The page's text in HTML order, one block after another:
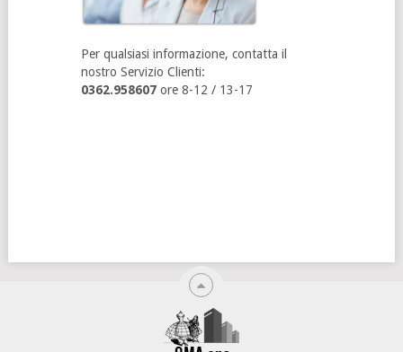
Per qualsiasi informazione, contatta il
nostro Servizio Clienti:
0362.958607ore 8-12 / 13-17